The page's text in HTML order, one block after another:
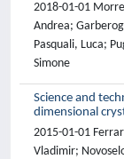
2018-01-01
Andrea;
Pasquali, Luca;
Simone
Science and
dimensional
2015-01-01
Vladimir;